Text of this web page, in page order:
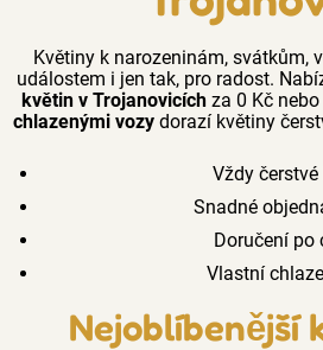
Květiny k narozeninám, svátkům,
událostem i jen tak, pro radost.
květin v Trojanovicíchza 0 Kč nebo
chlazenými vozydorazí květiny
Vždy
Snadné
Doručení po
Vlastní
Nejoblíbenější